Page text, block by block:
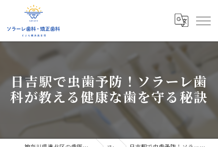
日吉駅で虫歯予防！ソラーレ歯
科が教える健康な歯を守る秘訣